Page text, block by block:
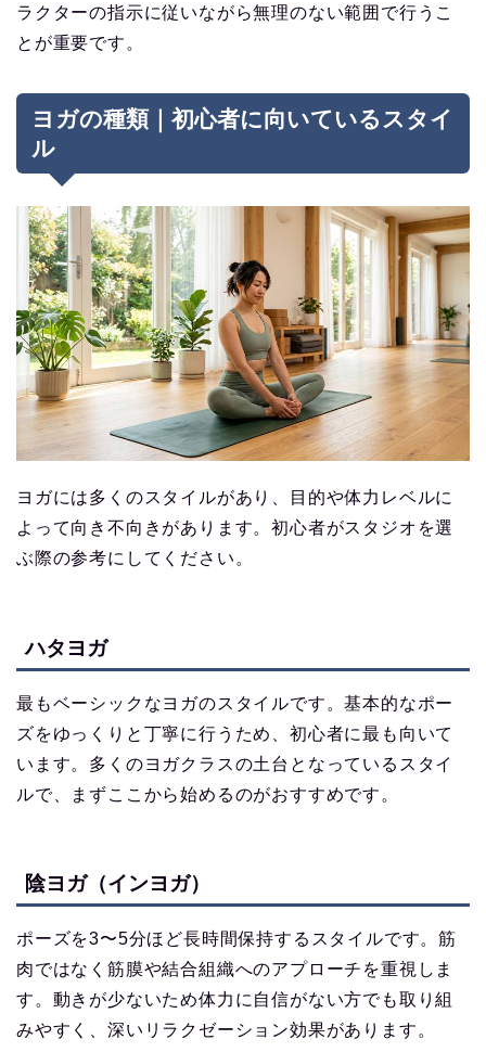
ラクターの指示に従いながら無理のない範囲で行うこ
とが重要です。
ヨガの種類｜初心者に向いているスタイ
ル
ヨガには多くのスタイルがあり、目的や体力レベルに
よって向き不向きがあります。初心者がスタジオを選
ぶ際の参考にしてください。
ハタヨガ
最もベーシックなヨガのスタイルです。基本的なポー
ズをゆっくりと丁寧に行うため、初心者に最も向いて
います。多くのヨガクラスの土台となっているスタイ
ルで、まずここから始めるのがおすすめです。
陰ヨガ（インヨガ）
ポーズを3〜5分ほど長時間保持するスタイルです。筋
肉ではなく筋膜や結合組織へのアプローチを重視しま
す。動きが少ないため体力に自信がない方でも取り組
みやすく、深いリラクゼーション効果があります。